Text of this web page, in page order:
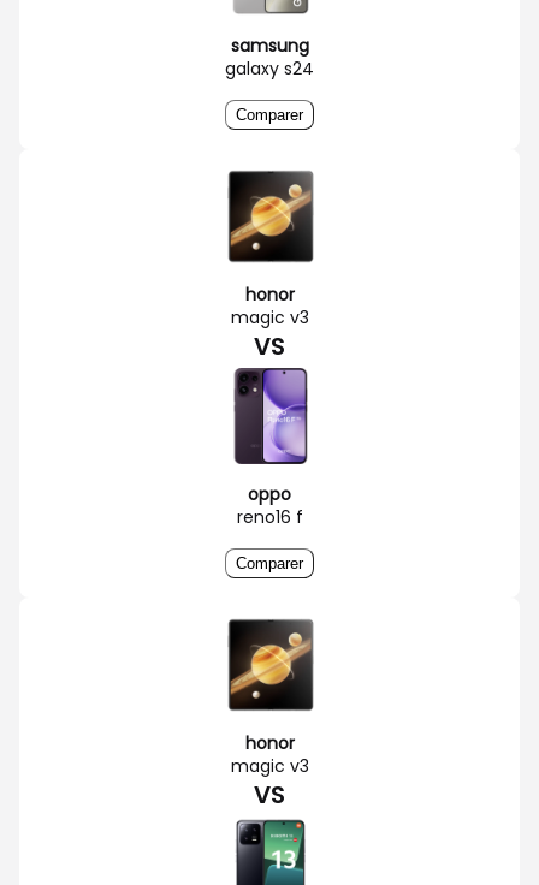
samsung
galaxy s24
Comparer
honor
magic v3
VS
oppo
reno16 f
Comparer
honor
magic v3
VS